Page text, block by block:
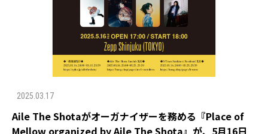
2025.03.17
Aile The Shotaがオーガナイザーを務める『Place of
Mellow organized by Aile The Shota』が、5月16日